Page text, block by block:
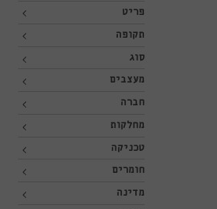
פריט
תקופה
סוג
מעצבים
חברה
מחלקות
טכניקה
חומרים
מדינה